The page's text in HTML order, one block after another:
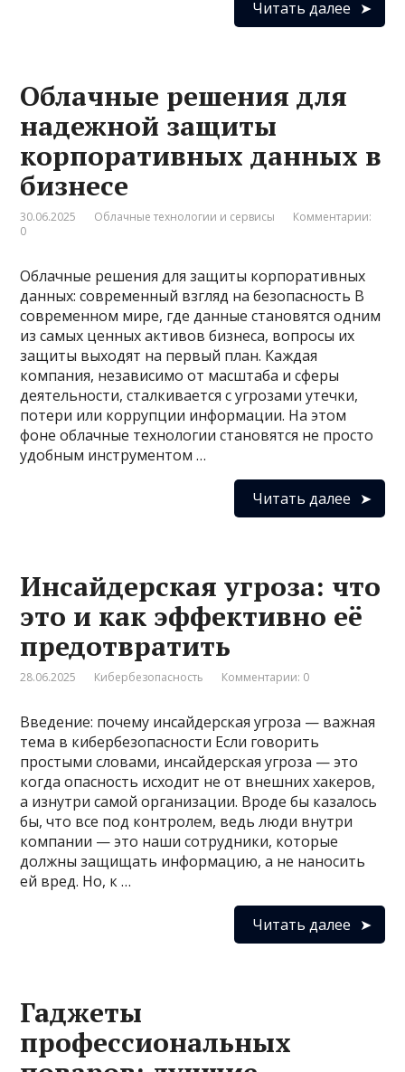
Читать далее
Облачные решения для
надежной защиты
корпоративных данных в
бизнесе
30.06.2025 Облачные технологии и сервисы
Комментарии:
0
Облачные решения для защиты корпоративных
данных: современный взгляд на безопасность В
современном мире, где данные становятся одним
из самых ценных активов бизнеса, вопросы их
защиты выходят на первый план. Каждая
компания, независимо от масштаба и сферы
деятельности, сталкивается с угрозами утечки,
потери или коррупции информации. На этом
фоне облачные технологии становятся не просто
удобным инструментом …
Читать далее
Инсайдерская угроза: что
это и как эффективно её
предотвратить
28.06.2025 Кибербезопасность Комментарии: 0
Введение: почему инсайдерская угроза — важная
тема в кибербезопасности Если говорить
простыми словами, инсайдерская угроза — это
когда опасность исходит не от внешних хакеров,
а изнутри самой организации. Вроде бы казалось
бы, что все под контролем, ведь люди внутри
компании — это наши сотрудники, которые
должны защищать информацию, а не наносить
ей вред. Но, к …
Читать далее
Гаджеты
профессиональных